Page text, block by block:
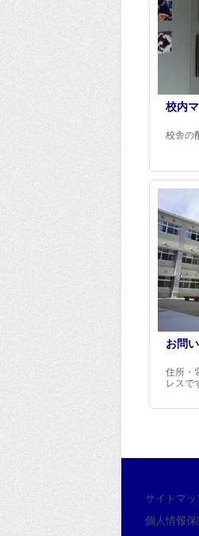
校内
校舎の
お問
住所・
レスで
サイトマッ
個人情報保